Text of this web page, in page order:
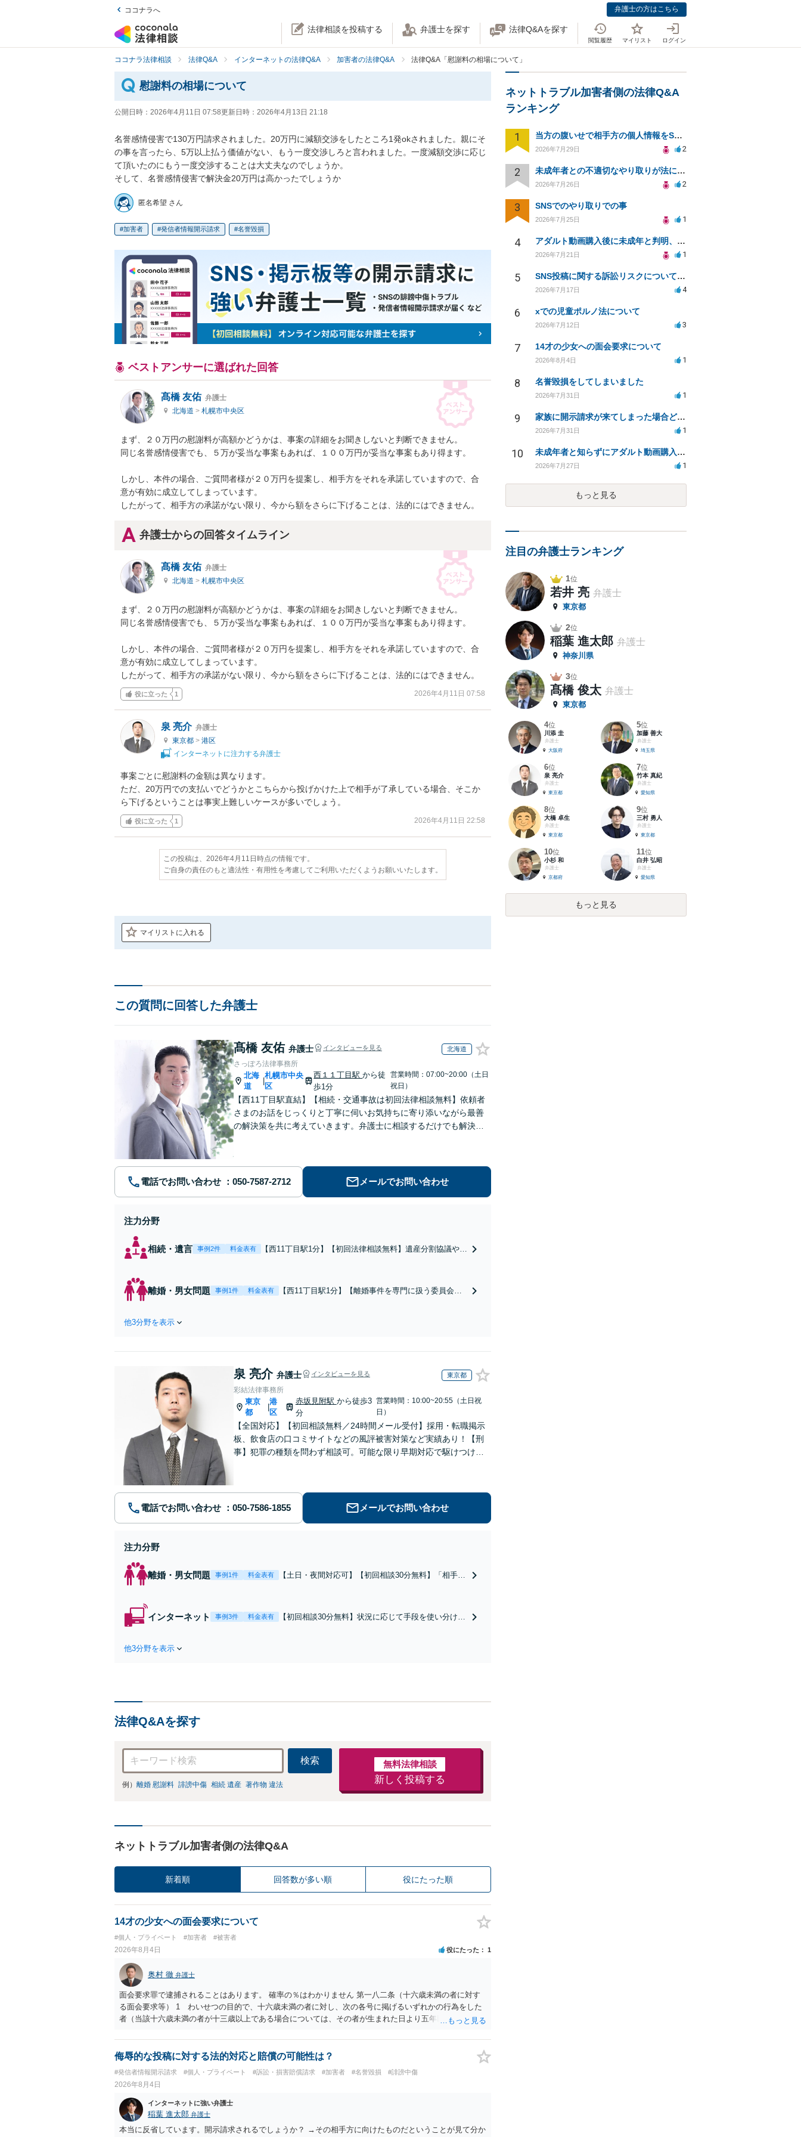
ココナラへ 弁護士の方はこちら
法律相談を投稿する 弁護士を探す 法律Q&Aを探す
閲覧履歴 マイリスト ログイン
ココナラ法律相談 法律Q&A インターネットの法律Q&A 加害者の法律Q&A 法律Q&A「慰謝料の相場について」
慰謝料の相場について
公開日時： 2026年4月11日 07:58更新日時： 2026年4月13日 21:18
名誉感情侵害で130万円請求されました。20万円に減額交渉をしたところ1発okされました。親にそ
の事を言ったら、5万以上払う価値がない、もう一度交渉しろと言われました。一度減額交渉に応じ
て頂いたのにもう一度交渉することは大丈夫なのでしょうか。
そして、名誉感情侵害で解決金20万円は高かったでしょうか
匿名希望 さん
加害者 発信者情報開示請求 名誉毀損
ベストアンサーに選ばれた回答
髙橋 友佑 弁護士
北海道 > 札幌市中央区
まず、２０万円の慰謝料が高額かどうかは、事案の詳細をお聞きしないと判断できません。
同じ名誉感情侵害でも、５万が妥当な事案もあれば、１００万円が妥当な事案もあり得ます。
しかし、本件の場合、ご質問者様が２０万円を提案し、相手方をそれを承諾していますので、合
意が有効に成立してしまっています。
したがって、相手方の承諾がない限り、今から額をさらに下げることは、法的にはできません。
弁護士からの回答タイムライン
髙橋 友佑 弁護士
北海道 > 札幌市中央区
まず、２０万円の慰謝料が高額かどうかは、事案の詳細をお聞きしないと判断できません。
同じ名誉感情侵害でも、５万が妥当な事案もあれば、１００万円が妥当な事案もあり得ます。
しかし、本件の場合、ご質問者様が２０万円を提案し、相手方をそれを承諾していますので、合
意が有効に成立してしまっています。
したがって、相手方の承諾がない限り、今から額をさらに下げることは、法的にはできません。
役に立った 1 2026年4月11日 07:58
泉 亮介 弁護士
東京都 > 港区
インターネットに注力する弁護士
事案ごとに慰謝料の金額は異なります。
ただ、20万円での支払いでどうかとこちらから投げかけた上で相手が了承している場合、そこか
ら下げるということは事実上難しいケースが多いでしょう。
役に立った 1 2026年4月11日 22:58
この投稿は、2026年4月11日時点の情報です。
ご自身の責任のもと適法性・有用性を考慮してご利用いただくようお願いいたします。
マイリストに入れる
この質問に回答した弁護士
髙橋 友佑 弁護士 インタビューを見る 北海道
さっぽろ法律事務所
北海
道
|
札幌市中央
区
西１１丁目駅から徒
歩1分
営業時間：07:00~20:00（土日
祝日）
【西11丁目駅直結】【相続・交通事故は初回法律相談無料】依頼者
さまのお話をじっくりと丁寧に伺いお気持ちに寄り添いながら最善
の解決策を共に考えていきます。弁護士に相談するだけでも解決の
電話でお問い合わせ メールでお問い合わせ
注力分野
相続・遺言 事例2件 料金表有
【西11丁目駅1分】【初回法律相談無料】遺産分割協議や遺
めながら、最適な解決策を一緒に考えてまいります。【電
話・メール・WEB相談可】
離婚・男女問題 事例1件 料金表有
【西11丁目駅1分】【離婚事件を専門に扱う委員会で
他3分野を表示
泉 亮介 弁護士 インタビューを見る 東京都
彩結法律事務所
東京
都
港
区
赤坂見附駅 から徒歩3
分
営業時間：10:00~20:55（土日祝
日）
【全国対応】【初回相談無料／24時間メール受付】採用・転職掲示
板、飲食店の口コミサイトなどの風評被害対策など実績あり！【刑
事】犯罪の種類を問わず相談可。可能な限り早期対応で駆けつけサ
電話でお問い合わせ メールでお問い合わせ
注力分野
離婚・男女問題 事例1件 料金表有
【土日・夜間対応可】【初回相談30分無料】「相手方
金額アップ／減額交渉も対応可」【完全個室対応】
インターネット 事例3件 料金表有
【初回相談30分無料】状況に応じて手段を使い分け、
他3分野を表示
法律Q&Aを探す
検索
例） 離婚 慰謝料 誹謗中傷 相続 遺産 著作物 違法
無料法律相談
新しく投稿する
ネットトラブル加害者側の法律Q&A
新着順 回答数が多い順 役にたった順
14才の少女への面会要求について
#個人・プライベート #加害者 #被害者
2026年8月4日 役にたった 1
奥村 徹 弁護士
面会要求罪で逮捕されることはあります。 確率の％はわかりません 第一八二条（十六歳未満の者に対す
る面会要求等） 1 わいせつの目的で、十六歳未満の者に対し、次の各号に掲げるいずれかの行為をした
者（当該十六歳未満の者が十三歳以上である場合については、その者が生まれた日より五年以上前の日に
又は誘惑して面会を要求すること。 二 拒まれたにもかかわらず、反復して面会を要求すること。 三
金銭その他の利益を供与し、又はその申込み若しくは約束をして面会を要求すること。 2前項の罪を犯
罰金に処する。
侮辱的な投稿に対する法的対応と賠償の可能性は？
#発信者情報開示請求 #個人・プライベート #訴訟・損害賠償請求 #加害者 #名誉毀損 #誹謗中傷
2026年8月4日
インターネットに強い弁護士
稲葉 進太郎 弁護士
本当に反省しています。開示請求されるでしょうか？ →その相手方に向けたものだということが見て分か
ネットトラブル加害者側の法律Q&A
ランキング
1 当方の腹いせで相手方の個人情報をSNSで晒してしまい名誉毀損させてしまったかもしれない
2026年7月29日 2
2 未成年者との不適切なやり取りが法に触れる可能性と対処法
2026年7月26日 2
3 SNSでのやり取りでの事
2026年7月25日 1
4 アダルト動画購入後に未成年と判明、法的リスクはある？
2026年7月21日 1
5 SNS投稿に関する訴訟リスクについての相談
2026年7月17日 4
6 xでの児童ポルノ法について
2026年7月12日 3
7 14才の少女への面会要求について
2026年8月4日 1
8 名誉毀損をしてしまいました
2026年7月31日 1
9 家族に開示請求が来てしまった場合どうするべきですか
2026年7月31日 1
10 未成年者と知らずにアダルト動画購入、法的影響は？
2026年7月27日 1
もっと見る
注目の弁護士ランキング
1位
若井 亮 弁護士
東京都
2位
稲葉 進太郎 弁護士
神奈川県
3位
髙橋 俊太 弁護士
東京都
4位
川添 圭
弁護士
大阪府
5位
加藤 善大
弁護士
埼玉県
6位
泉 亮介
弁護士
東京都
7位
竹本 真紀
弁護士
愛知県
8位
大橋 卓生
弁護士
東京都
9位
三村 勇人
弁護士
東京都
10位
小杉 和
弁護士
京都府
11位
白井 弘昭
弁護士
愛知県
もっと見る